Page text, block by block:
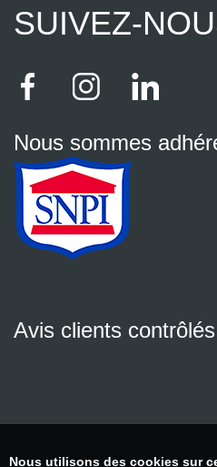
SUIVEZ-
Nous sommes
Avis clients contrôlés
Nous utilisons des cookies sur